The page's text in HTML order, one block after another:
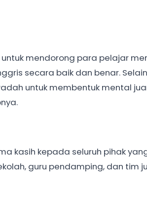
mendorong para pelajar
secara baik dan benar.
untuk membentuk mental
kasih kepada seluruh pihak
guru pendamping, dan tim